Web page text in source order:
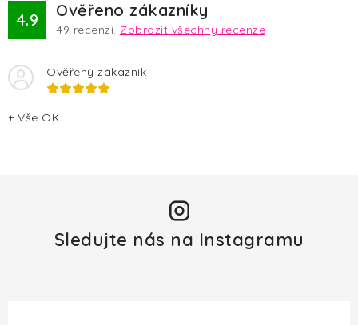
4.9 Ověřeno zákazníky
49 recenzí. Zobrazit všechny recenze
Ověřený zákazník
+ Vše OK
Sledujte nás na Instagramu